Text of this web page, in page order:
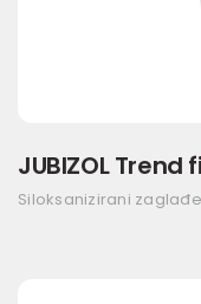
JUBIZOL Trend
Siloksanizirani